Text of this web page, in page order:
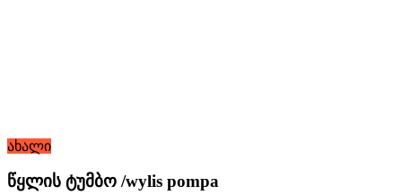
ახალი
წყლის ტუმბო /wylis pompa